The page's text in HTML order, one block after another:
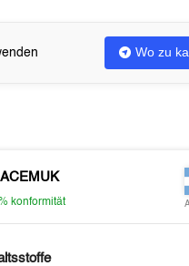
Wo zu
konformität